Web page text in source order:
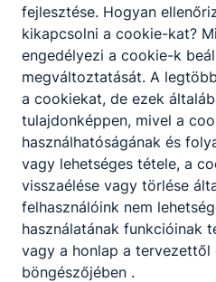
KAPCSOLÓDÓ HÍREK
fejlesztése. Hogyan
kikapcsolni a cookie-kat?
engedélyezi a cookie-k
megváltoztatását. A
a cookiekat, de ezek
tulajdonképpen, mivel a
használhatóságának és
vagy lehetséges tétele, a
visszaélése vagy törlése
felhasználóink ​​nem
használatának funkcióinak
vagy a honlap a
böngészőjében .